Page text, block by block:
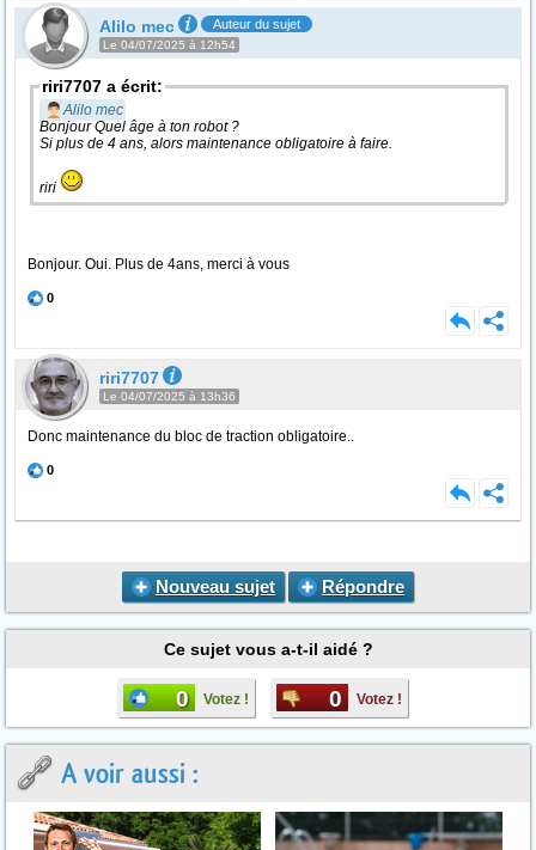
Alilo mec Auteur du sujet
Le 04/07/2025 à 12h54
riri7707 a écrit:
Alilo mec
Bonjour Quel âge à ton robot ?
Si plus de 4 ans, alors maintenance obligatoire à faire.
riri
Bonjour. Oui. Plus de 4ans, merci à vous
0
riri7707
Le 04/07/2025 à 13h36
Donc maintenance du bloc de traction obligatoire..
0
Nouveau sujet Répondre
Ce sujet vous a-t-il aidé ?
0 Votez ! 0 Votez !
A voir aussi :